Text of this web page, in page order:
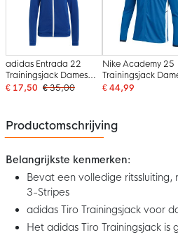
adidas Entrada 22
Trainingsjack Dames
Blauw
€ 17,50 € 35,00
Nike Academy 25
Trainingsjack
Blauw Donkerblauw
€ 44,99
Productomschrijving
Belangrijkste kenmerken:
Bevat een volledige ritssluiting,
3-Stripes
adidas Tiro Trainingsjack voor
Het adidas Tiro Trainingsjack is